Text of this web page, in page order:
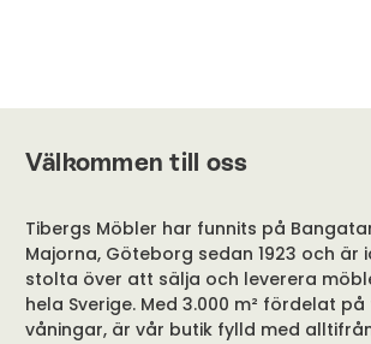
Välkommen till oss
Tibergs Möbler har funnits på
Majorna, Göteborg sedan 1923 och är
stolta över att sälja och leverera
hela Sverige. Med 3.000 m² fördelat
våningar, är vår butik fylld med